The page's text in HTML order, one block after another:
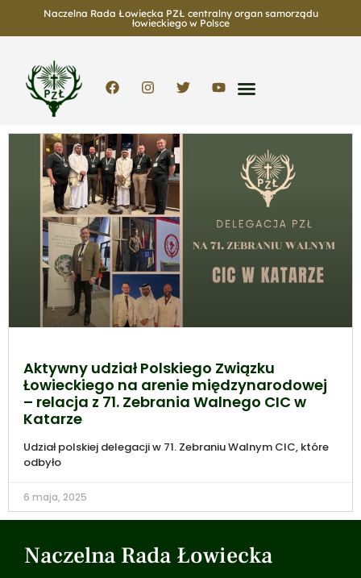
Naczelna Rada Łowiecka PZŁ centralny organ samorządu
łowieckiego w Polsce
Aktywny udział Polskiego Związku
Łowieckiego na arenie międzynarodowej
– relacja z 71. Zebrania Walnego CIC w
Katarze
Udział polskiej delegacji w 71. Zebraniu Walnym CIC, które
odbyło
6 maja, 2025
Naczelna Rada Łowiecka